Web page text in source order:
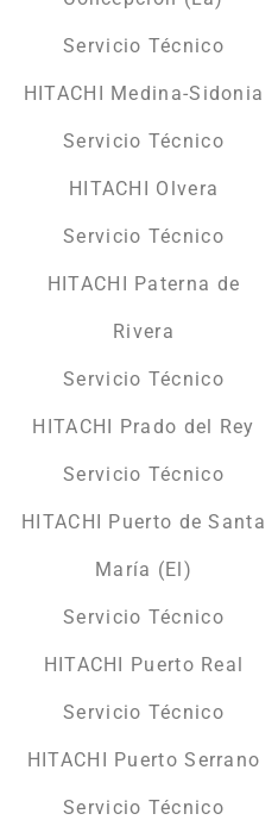
Servicio Técnico
HITACHI Medina-Sidonia
Servicio Técnico
HITACHI Olvera
Servicio Técnico
HITACHI Paterna de
Rivera
Servicio Técnico
HITACHI Prado del Rey
Servicio Técnico
HITACHI Puerto de Santa
María (El)
Servicio Técnico
HITACHI Puerto Real
Servicio Técnico
HITACHI Puerto Serrano
Servicio Técnico